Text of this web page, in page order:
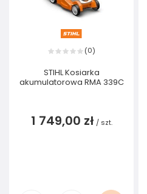
(0)
STIHL Kosiarka
akumulatorowa RMA 339C
1 749,00 zł / szt.